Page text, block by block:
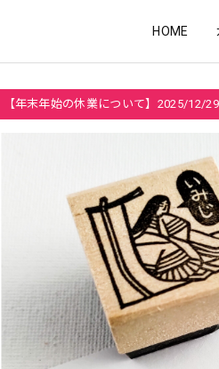
HOME
【年末年始の休業について】2025/12/